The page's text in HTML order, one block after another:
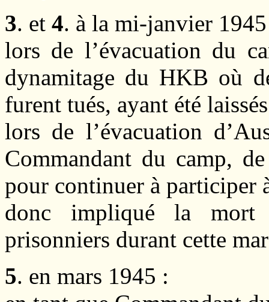
3. et 4. à la mi-janvier
lors de l’évacuation du
dynamitage du HKB où
furent tués, ayant été
lors de l’évacuation
Commandant du camp,
pour continuer à participer
donc impliqué la mort
prisonniers durant cette
5. en mars 1945 :